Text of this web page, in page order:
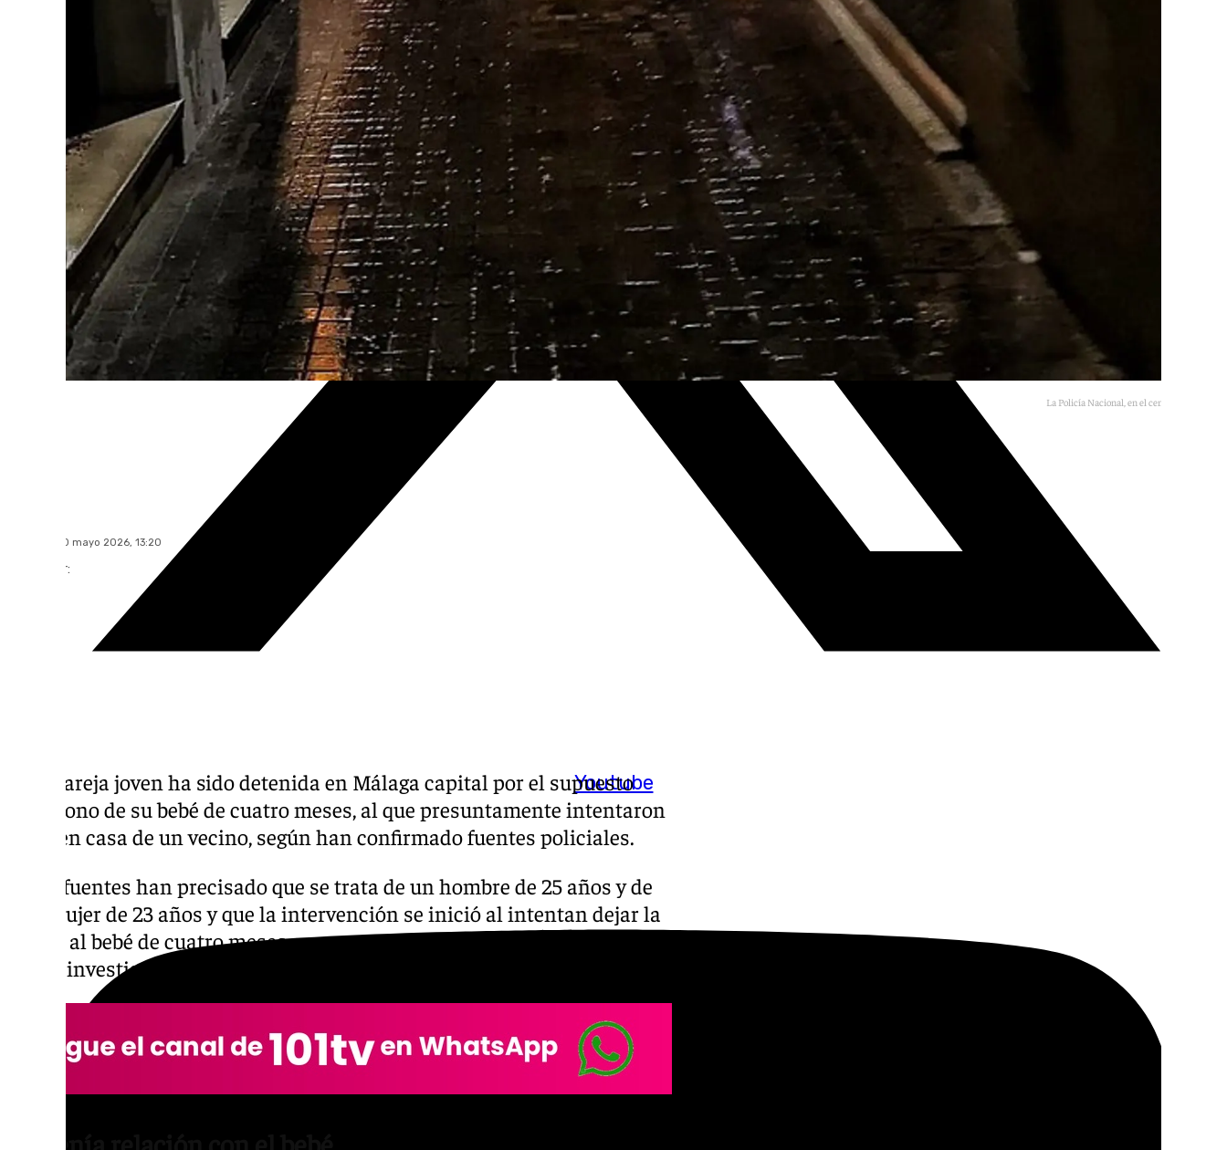
Youtube
La Policía Nacional, en el centro de Málaga
domingo, 10 mayo 2026, 13:20
Compartir:
Una pareja joven ha sido detenida en Málaga capital por el supuesto
abandono de su bebé de cuatro meses, al que presuntamente intentaron
dejar en casa de un vecino, según han confirmado fuentes policiales.
Estas fuentes han precisado que se trata de un hombre de 25 años y de
una mujer de 23 años y que la intervención se inició al intentan dejar la
pareja al bebé de cuatro meses con un vecino. Además, han apuntado
que la investigación continúa abierta.